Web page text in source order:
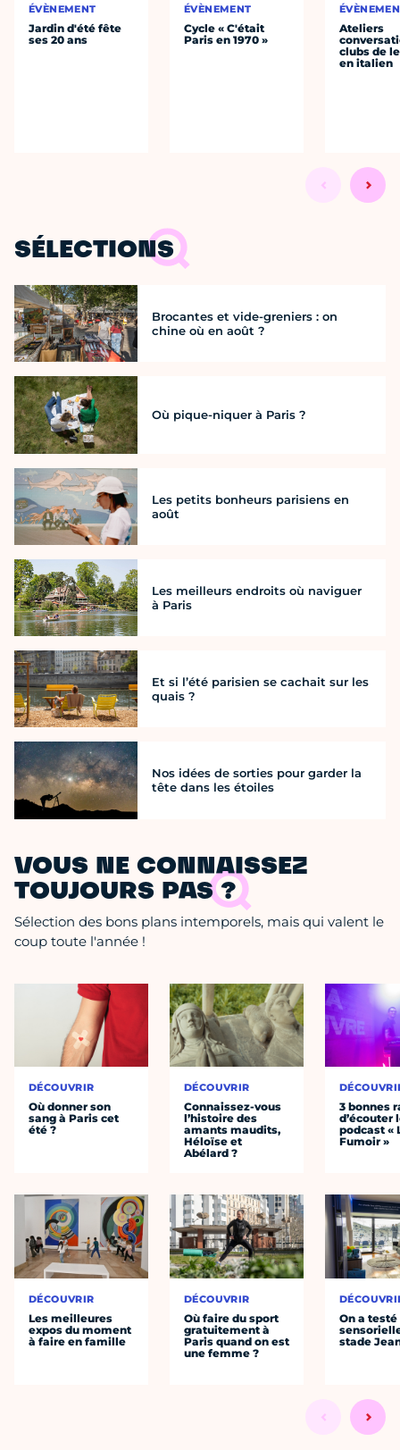
ÉVÈNEMENT
Jardin d'été fête
ses 20 ans
ÉVÈNEMENT
Cycle « C'était
Paris en 1970 »
Ateliers
clubs de
en italien
SÉLECTIONS
Brocantes et vide-greniers : on
chine où en août ?
Où pique-niquer à Paris ?
Les petits bonheurs parisiens en
août
Les meilleurs endroits où naviguer
à Paris
Et si l’été parisien se cachait sur les
quais ?
Nos idées de sorties pour garder la
tête dans les étoiles
VOUS NE CONNAISSEZ
TOUJOURS PAS ?
Sélection des bons plans intemporels, mais qui valent le
coup toute l'année !
DÉCOUVRIR
Où donner son
sang à Paris cet
été ?
DÉCOUVRIR
Les meilleures
expos du moment
à faire en famille
DÉCOUVRIR
Connaissez-vous
l’histoire des
amants maudits,
Héloïse et
Abélard ?
DÉCOUVRIR
Où faire du sport
gratuitement à
Paris quand on est
une femme ?
3 bonnes
d’écouter
podcast «
Fumoir »
On a
stade